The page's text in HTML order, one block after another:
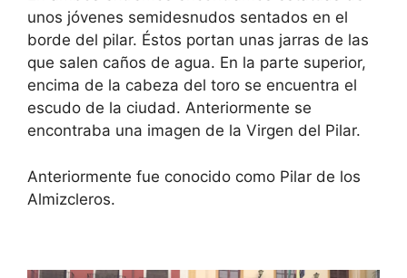
unos jóvenes semidesnudos sentados en el
borde del pilar. Éstos portan unas jarras de las
que salen caños de agua. En la parte superior,
encima de la cabeza del toro se encuentra el
escudo de la ciudad. Anteriormente se
encontraba una imagen de la Virgen del Pilar.
Anteriormente fue conocido como Pilar de los
Almizcleros.